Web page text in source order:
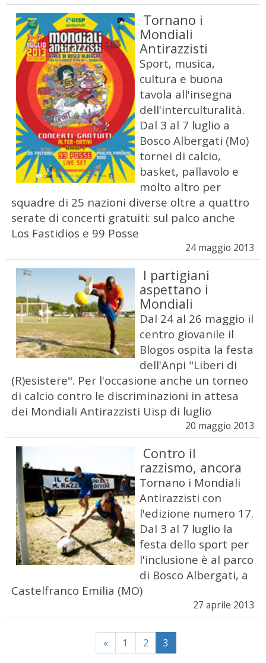
Tornano i
Mondiali
Antirazzisti
Sport, musica,
cultura e buona
tavola all'insegna
dell'interculturalità.
Dal 3 al 7 luglio a
Bosco Albergati (Mo)
tornei di calcio,
basket, pallavolo e
molto altro per
squadre di 25 nazioni diverse oltre a quattro
serate di concerti gratuiti: sul palco anche
Los Fastidios e 99 Posse
24 maggio 2013
I partigiani
aspettano i
Mondiali
Dal 24 al 26 maggio il
centro giovanile il
Blogos ospita la festa
dell'Anpi "Liberi di
(R)esistere". Per l'occasione anche un torneo
di calcio contro le discriminazioni in attesa
dei Mondiali Antirazzisti Uisp di luglio
20 maggio 2013
Contro il
razzismo, ancora
Tornano i Mondiali
Antirazzisti con
l'edizione numero 17.
Dal 3 al 7 luglio la
festa dello sport per
l'inclusione è al parco
di Bosco Albergati, a
Castelfranco Emilia (MO)
27 aprile 2013
«Previous
1 2 3